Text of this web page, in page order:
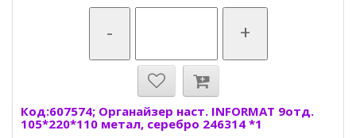
- +
Код:607574; Органайзер наст. INFORMAT 9отд.
105*220*110 метал, серебро 246314 *1